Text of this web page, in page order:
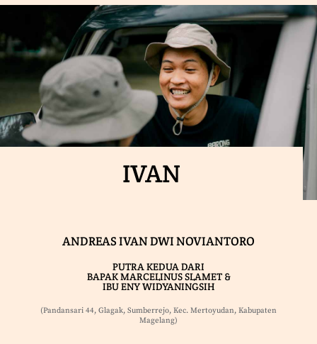
ANDREAS IVAN DWI NOVIANTORO
PUTRA KEDUA DARI
BAPAK MARCELINUS SLAMET &
IBU ENY WIDYANINGSIH
(Pandansari 44, Glagak, Sumberrejo, Kec. Mertoyudan, Kabupaten
Magelang)
IVAN